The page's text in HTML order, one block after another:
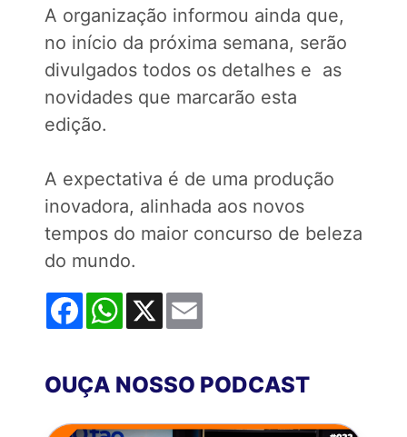
A organização informou ainda que,
no início da próxima semana, serão
divulgados todos os detalhes e as
novidades que marcarão esta
edição.
A expectativa é de uma produção
inovadora, alinhada aos novos
tempos do maior concurso de beleza
do mundo.
FacebookWhatsApp
X
OUÇA NOSSO PODCAST